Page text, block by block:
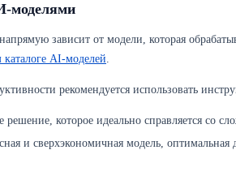
моделями
зависит от модели, которая
AI-моделей.
рекомендуется использовать
решение, которое идеально справляется со
и сверхэкономичная модель,